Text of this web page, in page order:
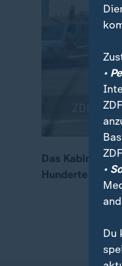
00:10
Das
Hunderte
•
•
Du